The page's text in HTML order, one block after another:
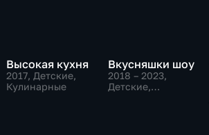
Высокая кухня
2017, Детские,
Кулинарные
Вкусняшки шоу
2018 – 2023,
Детские,